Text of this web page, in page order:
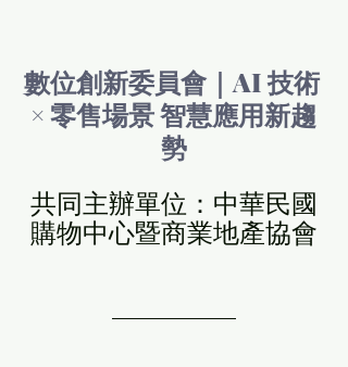
數位創新委員會｜AI 技術
× 零售場景 智慧應用新趨
勢
共同主辦單位：中華民國
購物中心暨商業地產協會